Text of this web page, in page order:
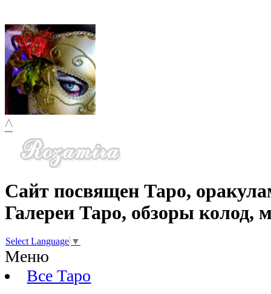
^
Сайт посвящен Таро,
Галереи Таро, обзоры колод,
Select Language ▼
Меню
Все Таро